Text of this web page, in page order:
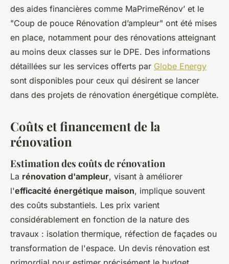
des aides financières comme MaPrimeRénov’ et le
"Coup de pouce Rénovation d’ampleur" ont été mises
en place, notamment pour des rénovations atteignant
au moins deux classes sur le DPE. Des informations
détaillées sur les services offerts par Globe Energy
sont disponibles pour ceux qui désirent se lancer
dans des projets de rénovation énergétique complète.
Coûts et financement de la
rénovation
Estimation des coûts de rénovation
La rénovation d'ampleur, visant à améliorer
l'efficacité énergétique maison, implique souvent
des coûts substantiels. Les prix varient
considérablement en fonction de la nature des
travaux : isolation thermique, réfection de façades ou
transformation de l'espace. Un devis rénovation est